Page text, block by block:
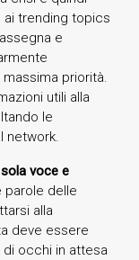
trending topics
e
priorità.
utili alla
le
network.
voce e
parole delle
alla
deve essere
di occhi in attesa